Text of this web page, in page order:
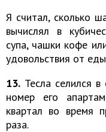
Я считал, сколько
вычислял в
супа, чашки кофе
удовольствия от
13. Тесла селился
номер его
квартал во время
раза.